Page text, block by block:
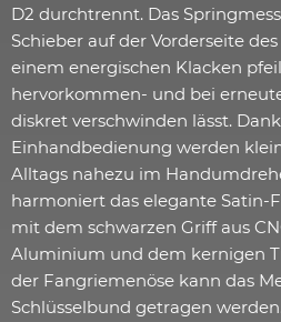
D2 durchtrennt. Das
Schieber auf der Vorderseite
einem energischen Klacken
hervorkommen- und bei
diskret verschwinden lässt.
Einhandbedienung werden
Alltags nahezu im
harmoniert das elegante Satin-
mit dem schwarzen Griff aus
Aluminium und dem kernigen
der Fangriemenöse kann das
Schlüsselbund getragen